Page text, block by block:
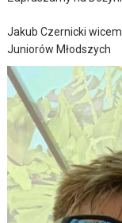
Jakub Czernicki
Juniorów Młodszych